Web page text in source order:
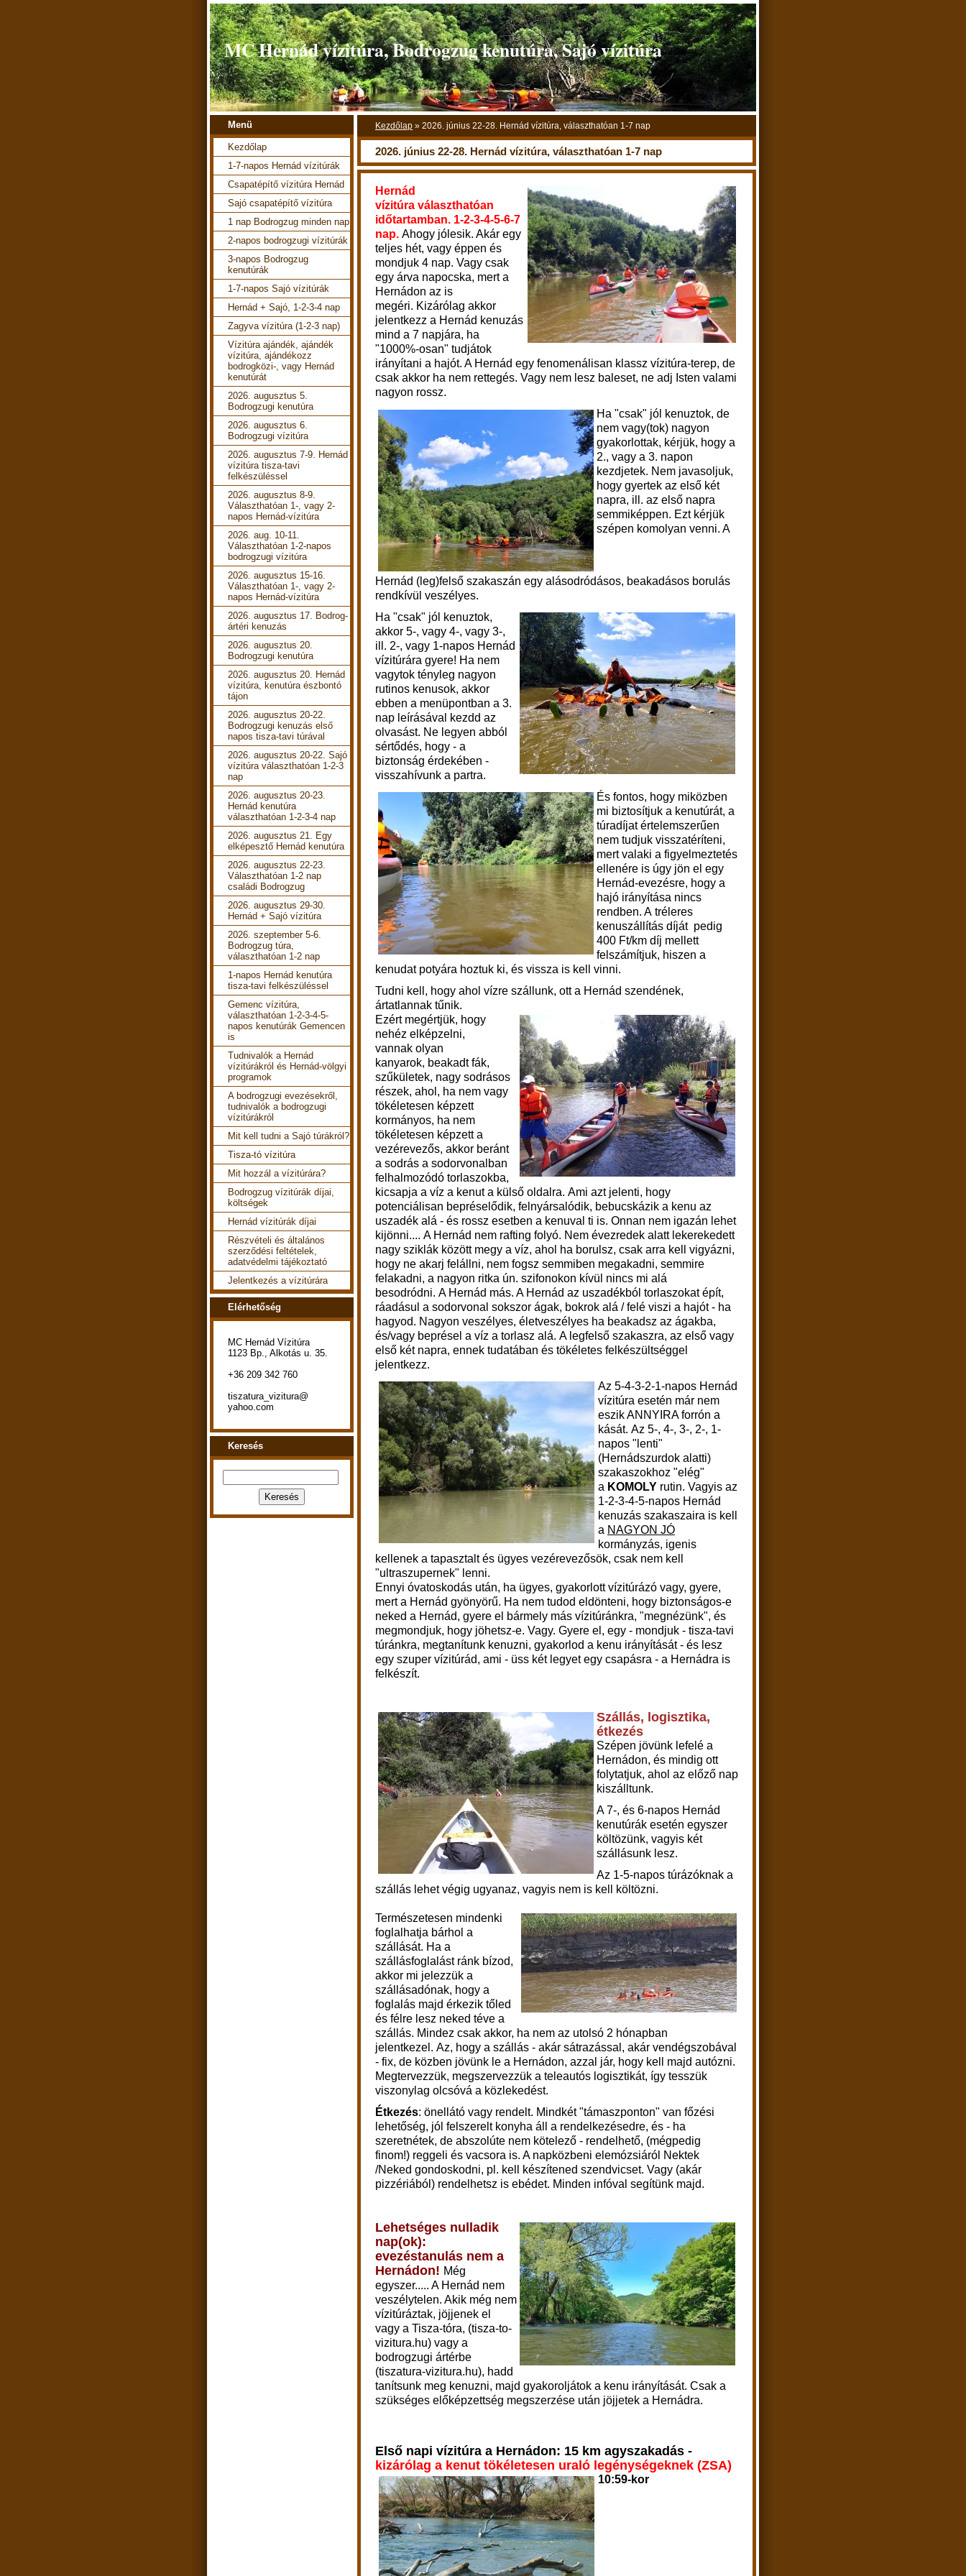
MC Hernád vízitúra, Bodrogzug kenutúra, Sajó vízitúra
Kezdőlap » 2026. június 22-28. Hernád vízitúra, választhatóan 1-7 nap
2026. június 22-28. Hernád vízitúra, választhatóan 1-7 nap
Hernád
vízitúra választhatóan
időtartamban. 1-2-3-4-5-6-7
nap. Ahogy jólesik. Akár egy
teljes hét, vagy éppen és
mondjuk 4 nap. Vagy csak
egy árva napocska, mert a
Hernádon az is
megéri. Kizárólag akkor
jelentkezz a Hernád kenuzás
mind a 7 napjára, ha
"1000%-osan" tudjátok
irányítani a hajót. A Hernád egy fenomenálisan klassz vízitúra-terep, de
csak akkor ha nem rettegés. Vagy nem lesz baleset, ne adj Isten valami
nagyon rossz.
Ha "csak" jól kenuztok, de
nem vagy(tok) nagyon
gyakorlottak, kérjük, hogy a
2., vagy a 3. napon
kezdjetek. Nem javasoljuk,
hogy gyertek az első két
napra, ill. az első napra
semmiképpen. Ezt kérjük
szépen komolyan venni. A
Hernád (leg)felső szakaszán egy alásodródásos, beakadásos borulás
rendkívül veszélyes.
Ha "csak" jól kenuztok,
akkor 5-, vagy 4-, vagy 3-,
ill. 2-, vagy 1-napos Hernád
vízitúrára gyere! Ha nem
vagytok tényleg nagyon
rutinos kenusok, akkor
ebben a menüpontban a 3.
nap leírásával kezdd az
olvasást. Ne legyen abból
sértődés, hogy - a
biztonság érdekében -
visszahívunk a partra.
És fontos, hogy miközben
mi biztosítjuk a kenutúrát, a
túradíjat értelemszerűen
nem tudjuk visszatéríteni,
mert valaki a figyelmeztetés
ellenére is úgy jön el egy
Hernád-evezésre, hogy a
hajó irányítása nincs
rendben. A tréleres
kenuszállítás díját pedig
400 Ft/km díj mellett
felszámítjuk, hiszen a
kenudat potyára hoztuk ki, és vissza is kell vinni.
Tudni kell, hogy ahol vízre szállunk, ott a Hernád szendének,
ártatlannak tűnik.
Ezért megértjük, hogy
nehéz elképzelni,
vannak olyan
kanyarok, beakadt fák,
szűkületek, nagy sodrásos
részek, ahol, ha nem vagy
tökéletesen képzett
kormányos, ha nem
tökéletesen képzett a
vezérevezős, akkor beránt
a sodrás a sodorvonalban
felhalmozódó torlaszokba,
kicsapja a víz a kenut a külső oldalra. Ami azt jelenti, hogy
potenciálisan bepréselődik, felnyársalódik, bebucskázik a kenu az
uszadék alá - és rossz esetben a kenuval ti is. Onnan nem igazán lehet
kijönni.... A Hernád nem rafting folyó. Nem évezredek alatt lekerekedett
nagy sziklák között megy a víz, ahol ha borulsz, csak arra kell vigyázni,
hogy ne akarj felállni, nem fogsz semmiben megakadni, semmire
felakadni, a nagyon ritka ún. szifonokon kívül nincs mi alá
besodródni. A Hernád más. A Hernád az uszadékból torlaszokat épít,
ráadásul a sodorvonal sokszor ágak, bokrok alá / felé viszi a hajót - ha
hagyod. Nagyon veszélyes, életveszélyes ha beakadsz az ágakba,
és/vagy beprésel a víz a torlasz alá. A legfelső szakaszra, az első vagy
első két napra, ennek tudatában és tökéletes felkészültséggel
jelentkezz.
Az 5-4-3-2-1-napos Hernád
vízitúra esetén már nem
eszik ANNYIRA forrón a
kását. Az 5-, 4-, 3-, 2-, 1-
napos "lenti"
(Hernádszurdok alatti)
szakaszokhoz "elég"
a KOMOLY rutin. Vagyis az
1-2-3-4-5-napos Hernád
kenuzás szakaszaira is kell
a NAGYON JÓ
kormányzás, igenis
kellenek a tapasztalt és ügyes vezérevezősök, csak nem kell
"ultraszupernek" lenni.
Ennyi óvatoskodás után, ha ügyes, gyakorlott vízitúrázó vagy, gyere,
mert a Hernád gyönyörű. Ha nem tudod eldönteni, hogy biztonságos-e
neked a Hernád, gyere el bármely más vízitúránkra, "megnézünk", és
megmondjuk, hogy jöhetsz-e. Vagy. Gyere el, egy - mondjuk - tisza-tavi
túránkra, megtanítunk kenuzni, gyakorlod a kenu irányítását - és lesz
egy szuper vízitúrád, ami - üss két legyet egy csapásra - a Hernádra is
felkészít.
Szállás, logisztika,
étkezés
Szépen jövünk lefelé a
Hernádon, és mindig ott
folytatjuk, ahol az előző nap
kiszálltunk.
A 7-, és 6-napos Hernád
kenutúrák esetén egyszer
költözünk, vagyis két
szállásunk lesz.
Az 1-5-napos túrázóknak a
szállás lehet végig ugyanaz, vagyis nem is kell költözni.
Természetesen mindenki
foglalhatja bárhol a
szállását. Ha a
szállásfoglalást ránk bízod,
akkor mi jelezzük a
szállásadónak, hogy a
foglalás majd érkezik tőled
és félre lesz neked téve a
szállás. Mindez csak akkor, ha nem az utolsó 2 hónapban
jelentkezel. Az, hogy a szállás - akár sátrazással, akár vendégszobával
- fix, de közben jövünk le a Hernádon, azzal jár, hogy kell majd autózni.
Megtervezzük, megszervezzük a teleautós logisztikát, így tesszük
viszonylag olcsóvá a közlekedést.
Étkezés: önellátó vagy rendelt. Mindkét "támaszponton" van főzési
lehetőség, jól felszerelt konyha áll a rendelkezésedre, és - ha
szeretnétek, de abszolúte nem kötelező - rendelhető, (mégpedig
finom!) reggeli és vacsora is. A napközbeni elemózsiáról Nektek
/Neked gondoskodni, pl. kell készítened szendvicset. Vagy (akár
pizzériából) rendelhetsz is ebédet. Minden infóval segítünk majd.
Lehetséges nulladik
nap(ok):
evezéstanulás nem a
Hernádon! Még
egyszer..... A Hernád nem
veszélytelen. Akik még nem
vízitúráztak, jöjjenek el
vagy a Tisza-tóra, (tisza-to-
vizitura.hu) vagy a
bodrogzugi ártérbe
(tiszatura-vizitura.hu), hadd
tanítsunk meg kenuzni, majd gyakoroljátok a kenu irányítását. Csak a
szükséges előképzettség megszerzése után jöjjetek a Hernádra.
Első napi vízitúra a Hernádon: 15 km agyszakadás -
kizárólag a kenut tökéletesen uraló legénységeknek (ZSA)
10:59-kor
Menü
Kezdőlap
1-7-napos Hernád vízitúrák
Csapatépítő vízitúra Hernád
Sajó csapatépítő vízitúra
1 nap Bodrogzug minden nap
2-napos bodrogzugi vízitúrák
3-napos Bodrogzug
kenutúrák
1-7-napos Sajó vízitúrák
Hernád + Sajó, 1-2-3-4 nap
Zagyva vízitúra (1-2-3 nap)
Vízitúra ajándék, ajándék
vízitúra, ajándékozz
bodrogközi-, vagy Hernád
kenutúrát
2026. augusztus 5.
Bodrogzugi kenutúra
2026. augusztus 6.
Bodrogzugi vízitúra
2026. augusztus 7-9. Hernád
vízitúra tisza-tavi
felkészüléssel
2026. augusztus 8-9.
Választhatóan 1-, vagy 2-
napos Hernád-vízitúra
2026. aug. 10-11.
Választhatóan 1-2-napos
bodrogzugi vízitúra
2026. augusztus 15-16.
Választhatóan 1-, vagy 2-
napos Hernád-vízitúra
2026. augusztus 17. Bodrog-
ártéri kenuzás
2026. augusztus 20.
Bodrogzugi kenutúra
2026. augusztus 20. Hernád
vízitúra, kenutúra észbontó
tájon
2026. augusztus 20-22.
Bodrogzugi kenuzás első
napos tisza-tavi túrával
2026. augusztus 20-22. Sajó
vízitúra választhatóan 1-2-3
nap
2026. augusztus 20-23.
Hernád kenutúra
választhatóan 1-2-3-4 nap
2026. augusztus 21. Egy
elképesztő Hernád kenutúra
2026. augusztus 22-23.
Választhatóan 1-2 nap
családi Bodrogzug
2026. augusztus 29-30.
Hernád + Sajó vízitúra
2026. szeptember 5-6.
Bodrogzug túra,
választhatóan 1-2 nap
1-napos Hernád kenutúra
tisza-tavi felkészüléssel
Gemenc vízitúra,
választhatóan 1-2-3-4-5-
napos kenutúrák Gemencen
is
Tudnivalók a Hernád
vízitúrákról és Hernád-völgyi
programok
A bodrogzugi evezésekről,
tudnivalók a bodrogzugi
vízitúrákról
Mit kell tudni a Sajó túrákról?
Tisza-tó vízitúra
Mit hozzál a vízitúrára?
Bodrogzug vízitúrák díjai,
költségek
Hernád vízitúrák díjai
Részvételi és általános
szerződési feltételek,
adatvédelmi tájékoztató
Jelentkezés a vízitúrára
Elérhetőség
MC Hernád Vízitúra
1123 Bp., Alkotás u. 35.
+36 209 342 760
tiszatura_vizitura@
yahoo.com
Keresés